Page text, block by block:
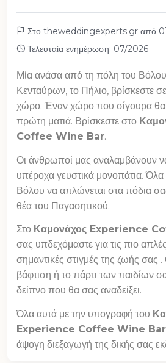
Στο theweddingexperts.gr από
Τελευταία ενημέρωση: 07/2026
Μία ανάσα από τη πόλη του
Κενταύρων, το Πήλιο, βρίσκεστε
χώρο. Έναν χώρο που σίγουρα θα
πρώτη ματιά. Βρίσκεστε στο
Coffee Wine Bar.
Οι άνθρωποί μας αναλαμβάνουν
υπέροχα γευστικά μονοπάτια.
Βόλου να απλώνεται στα πόδια
θέα του Παγασητικού.
Στο Καμονάχος Experience
σας υπδεχόμαστε για τις πιο
σημαντικές στιγμές της ζωής σας
βάφτιση ή το πάρτι των παιδίων
δείπνο που θα σας αναδείξει.
Όλα αυτά με την υπογραφή του
Experience Coffee Wine Bar
άψογη διεξαγωγή της δικής σας